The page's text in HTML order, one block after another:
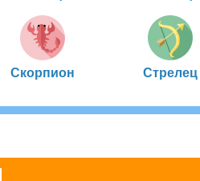
Скорпион Стрелец